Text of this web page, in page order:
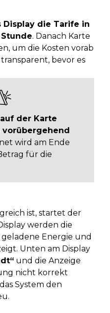
Display die Tarife in
. Danach Karte
um die Kosten vorab
bevor es
auf der Karte
vorübergehend
wird am Ende
für die
ist, startet der
werden die
geladene Energie und
Unten am Display
und die Anzeige
nicht korrekt
System den